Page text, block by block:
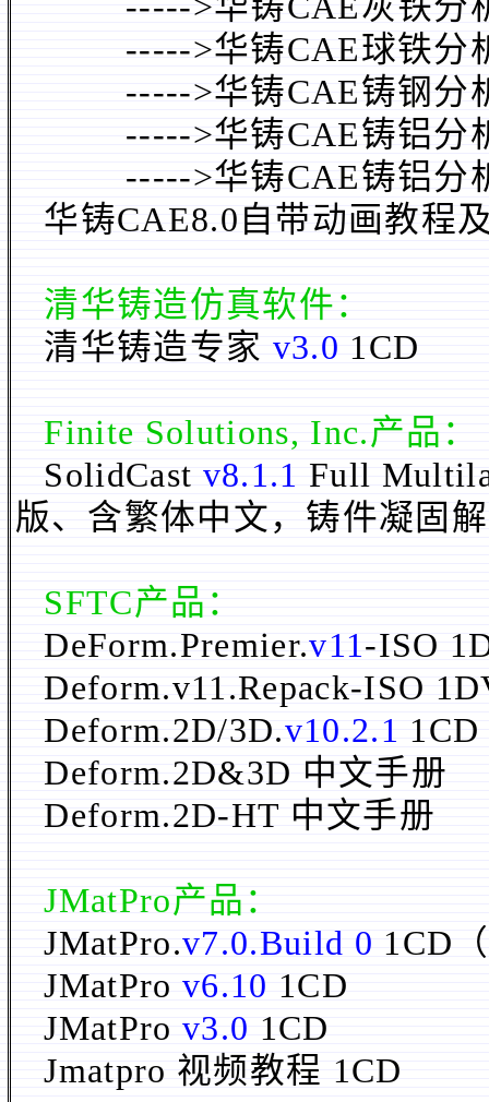
----->华铸CAE球铁分
----->华铸CAE铸钢分
----->华铸CAE铸铝分
----->华铸CAE铸铝分
华铸CAE8.0自带动画教程
清华铸造仿真软件：
清华铸造专家 v3.0 1CD
Finite Solutions, Inc.产品：
SolidCast v8.1.1 Full
版、含繁体中文，铸件凝固
SFTC产品：
DeForm.Premier.v11 -ISO
Deform.v11.Repack-ISO
Deform.2D/3D.v10.2.1 1CD
Deform.2D&3D 中文手册
Deform.2D-HT 中文手册
JMatPro产品：
JMatPro.v7.0.Build 0 1CD
JMatPro v6.10 1CD
JMatPro v3.0 1CD
Jmatpro 视频教程 1CD